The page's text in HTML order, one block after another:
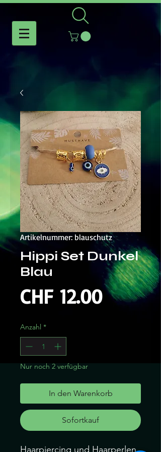
Artikelnummer: blauschutz
Hippi Set Dunkel
Blau
CHF 12.00Preis
Anzahl *
Nur noch 2 verfügbar
In den Warenkorb
Sofortkauf
Haarpiercing und Haarperlen